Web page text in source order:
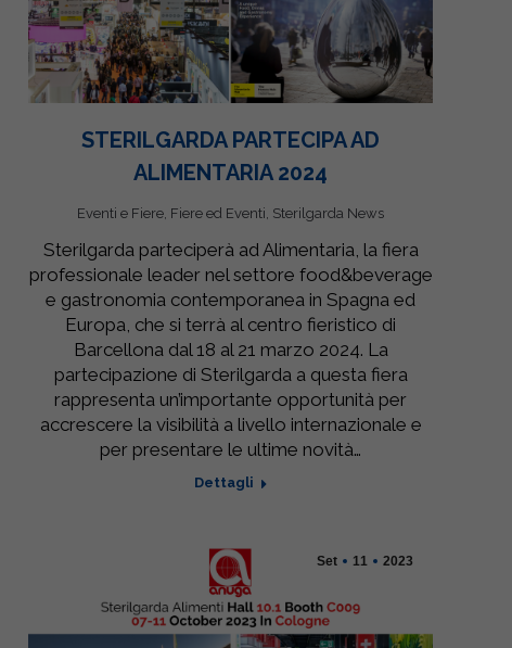
STERILGARDA PARTECIPA AD
ALIMENTARIA 2024
Eventi e Fiere, Fiere ed Eventi, Sterilgarda News
Sterilgarda parteciperà ad Alimentaria, la fiera
professionale leader nel settore food&beverage
e gastronomia contemporanea in Spagna ed
Europa, che si terrà al centro fieristico di
Barcellona dal 18 al 21 marzo 2024. La
partecipazione di Sterilgarda a questa fiera
rappresenta un’importante opportunità per
accrescere la visibilità a livello internazionale e
per presentare le ultime novità…
Dettagli
Set 11 2023